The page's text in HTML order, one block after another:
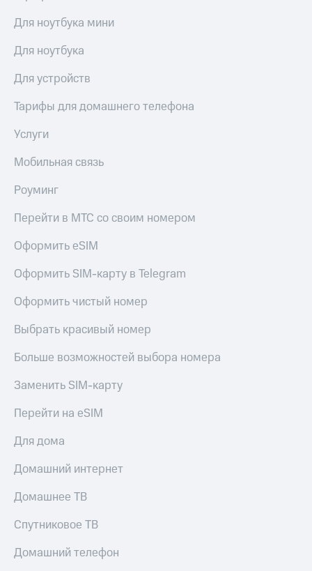
Для ноутбука мини
Для ноутбука
Для устройств
Тарифы для домашнего телефона
Услуги
Мобильная связь
Роуминг
Перейти в МТС со своим номером
Оформить eSIM
Оформить SIM-карту в Telegram
Оформить чистый номер
Выбрать красивый номер
Больше возможностей выбора номера
Заменить SIM-карту
Перейти на eSIM
Для дома
Домашний интернет
Домашнее ТВ
Спутниковое ТВ
Домашний телефон